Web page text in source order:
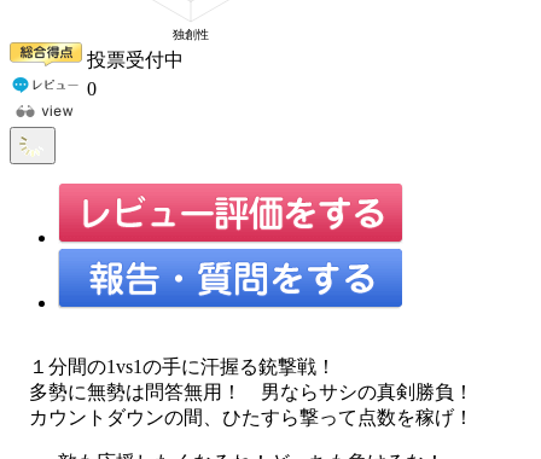
投票受付中
0
１分間の1vs1の手に汗握る銃撃戦！
多勢に無勢は問答無用！ 男ならサシの真剣勝負！
カウントダウンの間、ひたすら撃って点数を稼げ！